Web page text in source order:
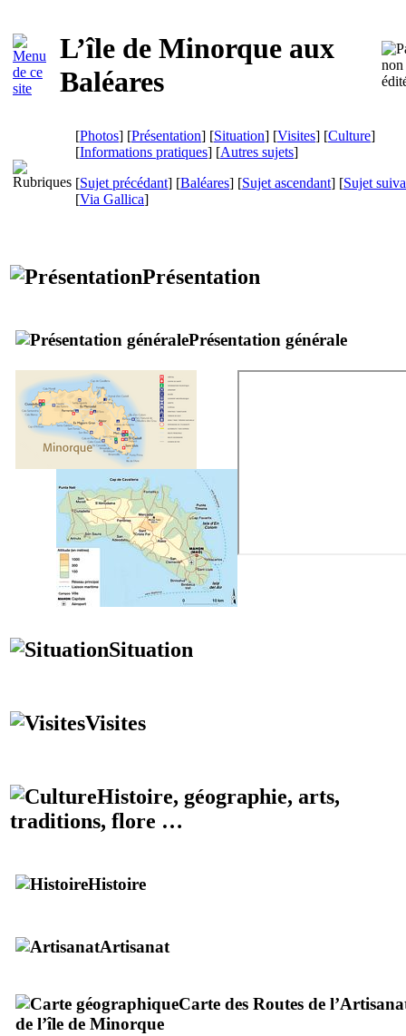
L’île de Minorque aux
Baléares
[Photos] [Présentation] [Situation] [Visites] [Culture]
[Informations pratiques] [Autres sujets]
[Sujet précédant] [Baléares] [Sujet ascendant] [Sujet
[Via Gallica]
Présentation
Présentation générale
Situation
Visites
Histoire, géographie, arts,
traditions, flore …
Histoire
Artisanat
Carte des Routes de
de l’île de Minorque